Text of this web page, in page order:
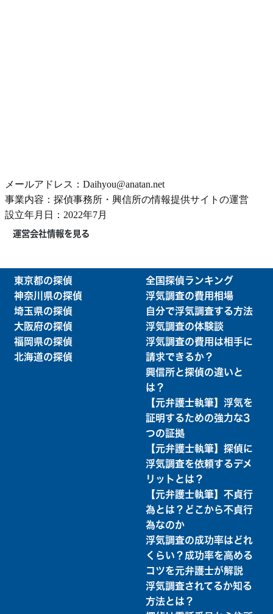
メールアドレス：Daihyou@anatan.net
事業内容：探偵事務所・興信所の情報提供サイトの運営
設立年月日：2022年7月
運営会社情報を見る
東京都の探偵
神奈川県の探偵
埼玉県の探偵
大阪府の探偵
福岡県の探偵
北海道の探偵
全国探偵ランキング
浮気調査の費用相場
自分で浮気調査する方法
浮気調査の体験談
浮気調査の費用は相手に
請求できるか？
興信所と探偵の違いと
は？
【元弁護士執筆】浮気を
証明するための強力な3
つの証拠
【元弁護士執筆】探偵に
浮気調査を依頼するデメ
リットとは？
【元弁護士執筆】不貞行
為とは？どこから不貞行
為なのか
浮気調査の成功率はどれ
くらい？成功率を高める
コツを元弁護士が解説
浮気調査されてるか知る
方法とは？